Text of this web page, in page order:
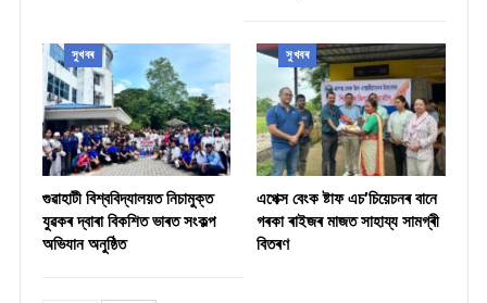
সুখবৰ
গুৱাহাটী বিশ্ববিদ্যালয়ত নিচামুক্ত
যুৱকৰ দ্বাৰা বিকশিত ভাৰত সংকল্প
অভিযান অনুষ্ঠিত
সুখবৰ
​এপেক্স বেংক ষ্টাফ এচ’চিয়েচনৰ বানে
গৰকা ৰাইজৰ মাজত সাহায্য সামগ্ৰী
বিতৰণ ​